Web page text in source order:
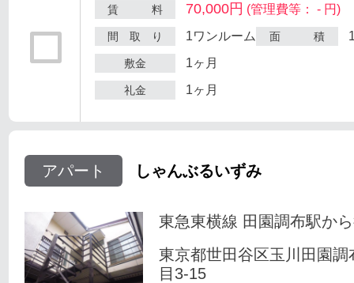
賃 料 70,000円 (管理費等： - 円)
間 取 り 1ワンルーム 面 積
敷金 1ヶ月
礼金 1ヶ月
アパート しゃんぶるいずみ
東急東横線 田園調布駅か
東京都世田谷区玉川田園調
目3-15